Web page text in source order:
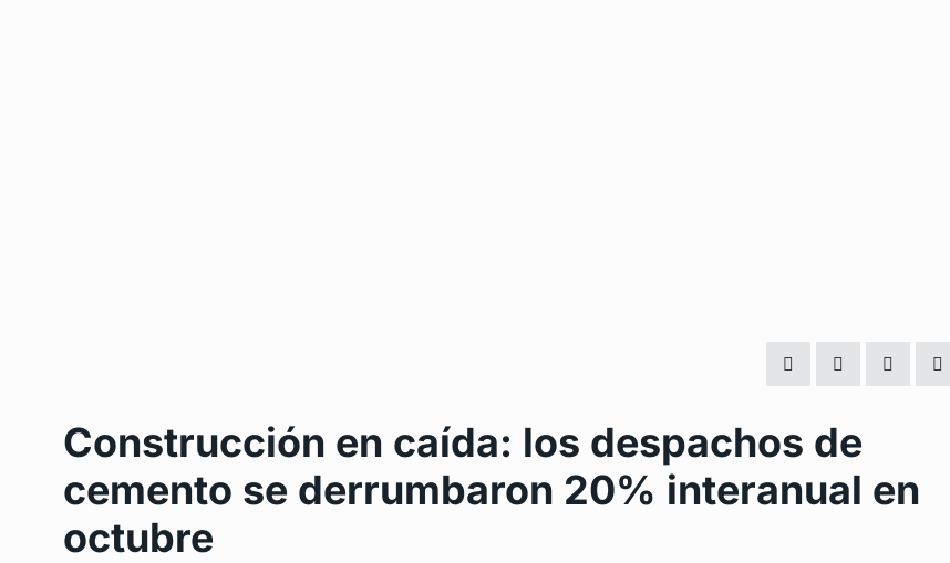
Construcción en caída: los despachos de
cemento se derrumbaron 20% interanual en
octubre